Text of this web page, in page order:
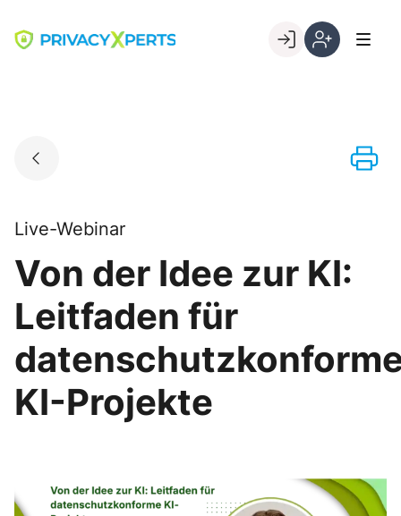
content
Go to landing page.
Live-Webinar
Von der Idee zur KI:
Leitfaden für
KI-Projekte